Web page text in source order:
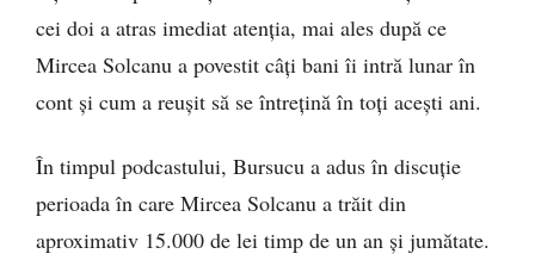
cei doi a atras imediat atenția, mai ales după ce
Mircea Solcanu a povestit câți bani îi intră lunar în
cont și cum a reușit să se întrețină în toți acești ani.
În timpul podcastului, Bursucu a adus în discuție
perioada în care Mircea Solcanu a trăit din
aproximativ 15.000 de lei timp de un an și jumătate.